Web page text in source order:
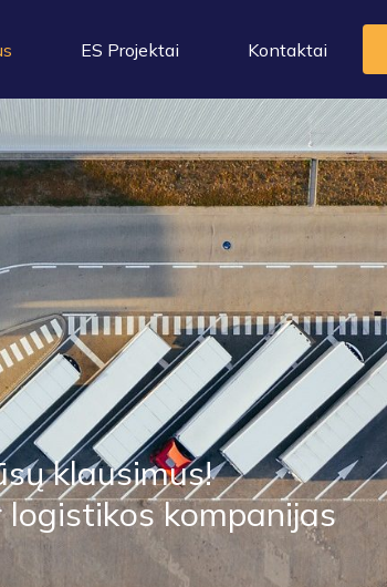
ES Projektai Kontaktai
klausimus!
kompanijas